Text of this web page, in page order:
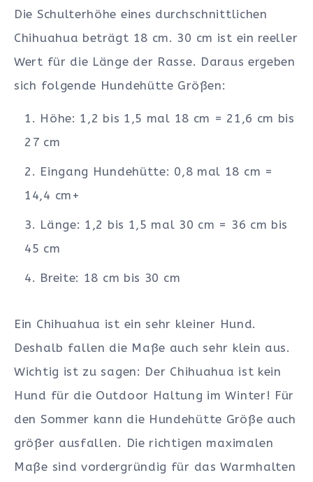
Die Schulterhöhe eines durchschnittlichen
Chihuahua beträgt 18 cm. 30 cm ist ein reeller
Wert für die Länge der Rasse. Daraus ergeben
sich folgende Hundehütte Größen:
Höhe: 1,2 bis 1,5 mal 18 cm = 21,6 cm bis
27 cm
Eingang Hundehütte: 0,8 mal 18 cm =
14,4 cm+
Länge: 1,2 bis 1,5 mal 30 cm = 36 cm bis
45 cm
Breite: 18 cm bis 30 cm
Ein Chihuahua ist ein sehr kleiner Hund.
Deshalb fallen die Maße auch sehr klein aus.
Wichtig ist zu sagen: Der Chihuahua ist kein
Hund für die Outdoor Haltung im Winter! Für
den Sommer kann die Hundehütte Größe auch
größer ausfallen. Die richtigen maximalen
Maße sind vordergründig für das Warmhalten